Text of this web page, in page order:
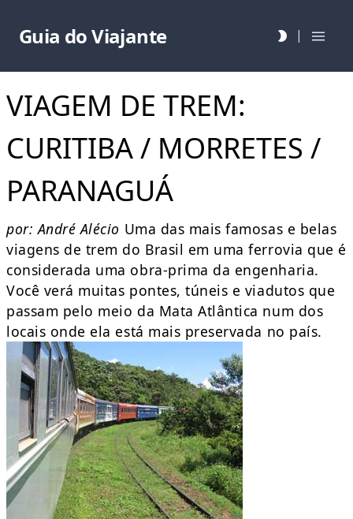
Guia do Viajante |
VIAGEM DE TREM:
CURITIBA / MORRETES /
PARANAGUÁ
por: André Alécio Uma das mais famosas e belas
viagens de trem do Brasil em uma ferrovia que é
considerada uma obra-prima da engenharia.
Você verá muitas pontes, túneis e viadutos que
passam pelo meio da Mata Atlântica num dos
locais onde ela está mais preservada no país.